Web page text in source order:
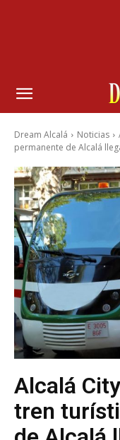
Dream Alcalá Noticias
permanente de Alcalá
Alcalá
tren